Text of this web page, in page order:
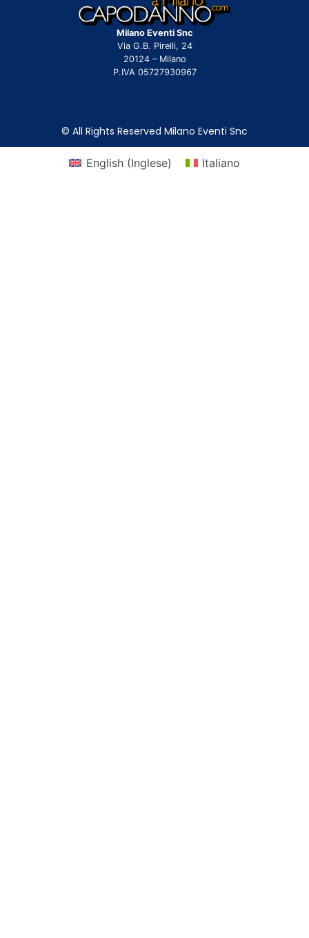
Milano Eventi Snc
Via G.B. Pirelli, 24
20124 – Milano
P.IVA 05727930967
© All Rights Reserved Milano Eventi Snc
English(Inglese) Italiano